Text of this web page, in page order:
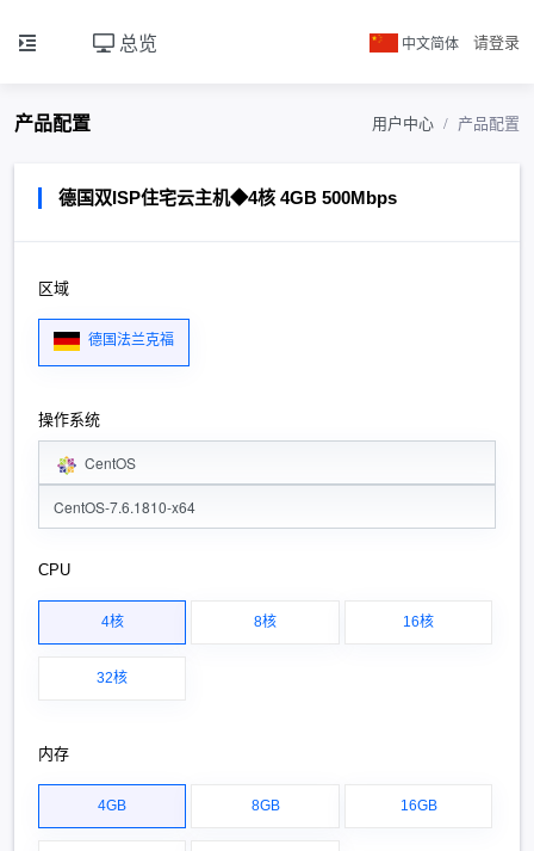
总览 中文简体 请登录
产品配置 用户中心 产品配置
德国双ISP住宅云主机◆4核 4GB 500Mbps
区域
德国法兰克福
操作系统
CentOS
CentOS-7.6.1810-x64
CPU
4核 8核 16核
32核
内存
4GB 8GB 16GB